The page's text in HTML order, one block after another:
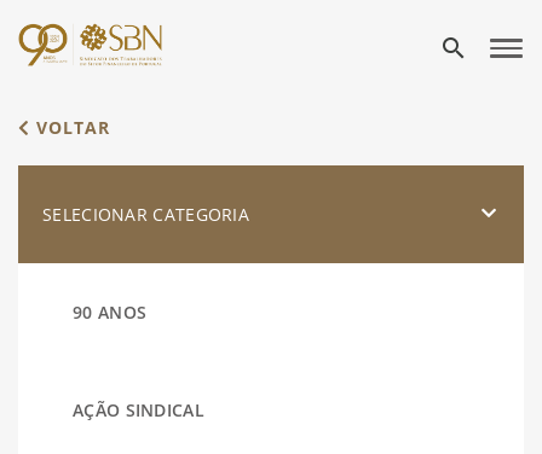
search
VOLTAR
SELECIONAR CATEGORIA
90 ANOS
AÇÃO SINDICAL